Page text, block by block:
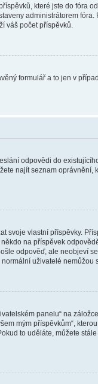
které jste do fóra
administrátorem
váš počet příspěvků.
formulář a to jen v
odpovědi do
najít seznam
vlastní příspěvky.
na příspěvek
odpověď, ale neobjeví
uživatelé
panelu“ na
mým příspěvkům“,
to uděláte, můžete